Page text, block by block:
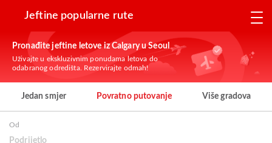
Jeftine popularne rute
Pronađite jeftine letove iz Calgary u Seoul
Uživajte u ekskluzivnim ponudama letova do
odabranog odredišta. Rezervirajte odmah!
Jedan smjer Povratno putovanje Više gradova
Od
Podrijetlo